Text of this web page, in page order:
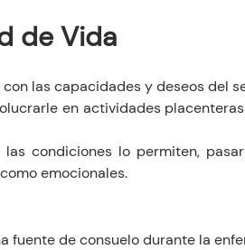
de Vida
las capacidades y deseos del
en actividades
las condiciones lo permiten,
emocionales.
fuente de consuelo durante la